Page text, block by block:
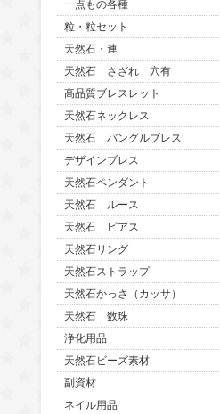
一点もの各種
粒・粒セット
天然石・連
天然石 さざれ 穴有
高品質ブレスレット
天然石ネックレス
天然石 バングルブレス
デザインブレス
天然石ペンダント
天然石 ルース
天然石 ピアス
天然石リング
天然石ストラップ
天然石かっさ（カッサ）
天然石 数珠
浄化用品
天然石ビーズ素材
副資材
ネイル用品